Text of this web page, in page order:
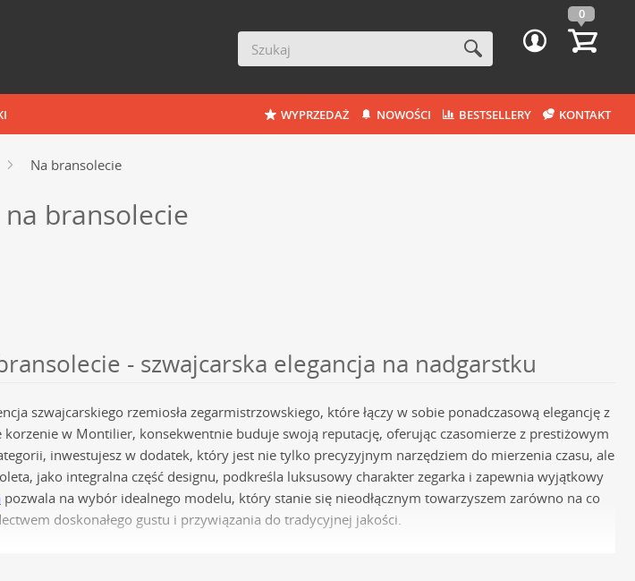
0
WYPRZEDAŻ NOWOŚCI BESTSELLERY KONTAKT
Na bransolecie
bransolecie
- szwajcarska elegancja na nadgarstku
szwajcarskiego rzemiosła zegarmistrzowskiego, które łączy w sobie ponadczasową elegancję z
w Montilier, konsekwentnie buduje swoją reputację, oferując czasomierze z prestiżowym
inwestujesz w dodatek, który jest nie tylko precyzyjnym narzędziem do mierzenia czasu, ale
jako integralna część designu, podkreśla luksusowy charakter zegarka i zapewnia wyjątkowy
pozwala na wybór idealnego modelu, który stanie się nieodłącznym towarzyszem zarówno na co
doskonałego gustu i przywiązania do tradycyjnej jakości.
Adriatica dla kobiet